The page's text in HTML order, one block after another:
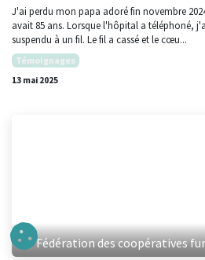
J'ai perdu mon papa adoré fin novembre
avait 85 ans. Lorsque l'hôpital a téléphoné,
suspendu à un fil. Le fil a cassé et le cœu...
Témoignages
13 mai 2025
Fédération des coopératives